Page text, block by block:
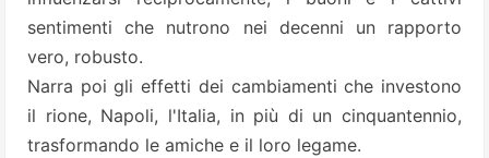
sentimenti che nutrono nei decenni un rapporto
vero, robusto.
Narra poi gli effetti dei cambiamenti che investono
il rione, Napoli, l'Italia, in più di un cinquantennio,
trasformando le amiche e il loro legame.